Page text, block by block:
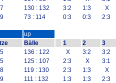
130 : 132 3:2 1:3 X
73 : 114 0:3 0:3 2:3
up
Bälle 1 2 3
136 : 122 X 3:2 3:2
125 : 107 2:3 X 3:1
119 : 130 2:3 1:3 X
111 : 132 1:3 1:3 2:3